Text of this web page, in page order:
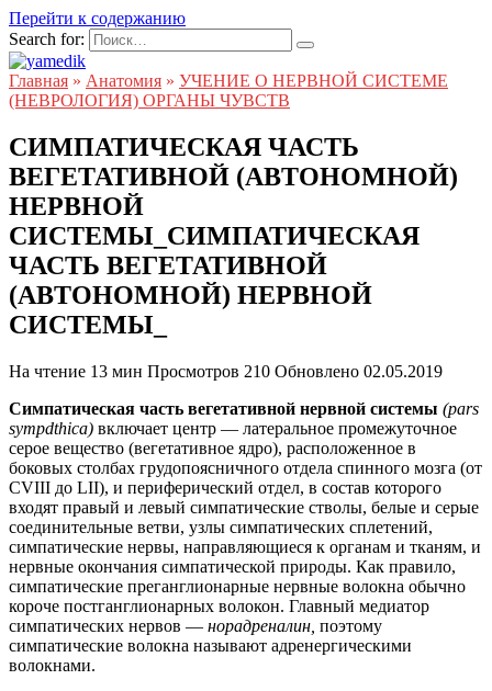
Перейти к содержанию
Search for:
Главная » Анатомия » УЧЕНИЕ О НЕРВНОЙ СИСТЕМЕ
(НЕВРОЛОГИЯ) ОРГАНЫ ЧУВСТВ
СИМПАТИЧЕСКАЯ ЧАСТЬ
ВЕГЕТАТИВНОЙ (АВТОНОМНОЙ)
НЕРВНОЙ
СИСТЕМЫ_СИМПАТИЧЕСКАЯ
ЧАСТЬ ВЕГЕТАТИВНОЙ
(АВТОНОМНОЙ) НЕРВНОЙ
СИСТЕМЫ_
На чтение 13 мин Просмотров 210 Обновлено 02.05.2019
Симпатическая часть вегетативной нервной системы (pars
sympdthica) включает центр — латеральное промежуточное
серое вещество (вегетативное ядро), расположенное в
боковых столбах грудопоясничного отдела спинного мозга (от
СVIII до LII), и периферический отдел, в состав которого
входят правый и левый симпатические стволы, белые и серые
соединительные ветви, узлы симпатических сплетений,
симпатические нервы, направляющиеся к органам и тканям, и
нервные окончания симпатической природы. Как правило,
симпатические преганглионарные нервные волокна обычно
короче постганглионарных волокон. Главный медиатор
симпатических нервов — норадреналин, поэтому
симпатические волокна называют адренергическими
волокнами.